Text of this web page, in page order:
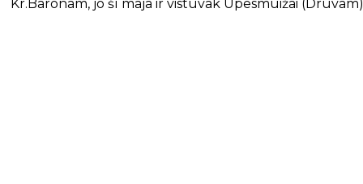
Kr.Baronam, jo šī māja ir vistuvāk Upesmuižai